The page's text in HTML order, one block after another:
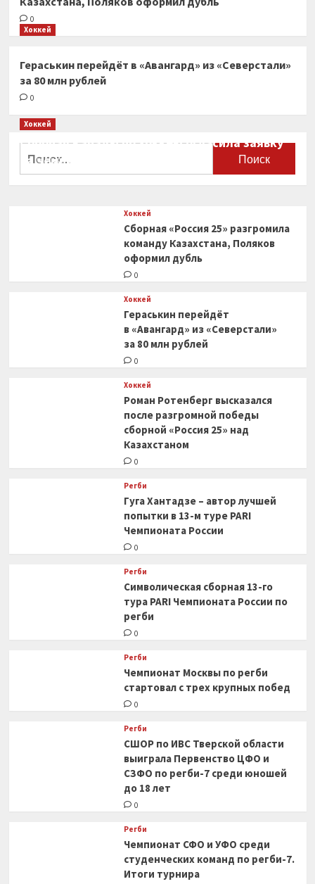
0
Хоккей
Гераськин перейдёт в «Авангард» из «Северстали»
за 80 млн рублей
0
Хоккей
Сборная Канады по хоккею огласила заявку
на чемпионат мира
Хоккей
Сборная «Россия 25» разгромила
команду Казахстана, Поляков
оформил дубль
0
Хоккей
Гераськин перейдёт
в «Авангард» из «Северстали»
за 80 млн рублей
0
Хоккей
Роман Ротенберг высказался
после разгромной победы
сборной «Россия 25» над
Казахстаном
0
Регби
Гуга Хантадзе – автор лучшей
попытки в 13-м туре PARI
Чемпионата России
0
Регби
Символическая сборная 13-го
тура PARI Чемпионата России по
регби
0
Регби
Чемпионат Москвы по регби
стартовал с трех крупных побед
0
Регби
СШОР по ИВС Тверской области
выиграла Первенство ЦФО и
СЗФО по регби-7 среди юношей
до 18 лет
0
Регби
Чемпионат СФО и УФО среди
студенческих команд по регби-7.
Итоги турнира